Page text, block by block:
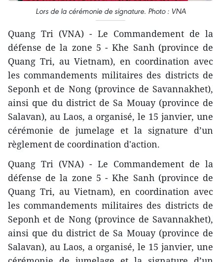
Lors de la cérémonie de signature. Photo : VNA
Quang Tri (VNA) - Le Commandement de la
défense de la zone 5 - Khe Sanh (province de
Quang Tri, au Vietnam), en coordination avec
les commandements militaires des districts de
Seponh et de Nong (province de Savannakhet),
ainsi que du district de Sa Mouay (province de
Salavan), au Laos, a organisé, le 15 janvier, une
cérémonie de jumelage et la signature d’un
règlement de coordination d'action.
Quang Tri (VNA) - Le Commandement de la
défense de la zone 5 - Khe Sanh (province de
Quang Tri, au Vietnam), en coordination avec
les commandements militaires des districts de
Seponh et de Nong (province de Savannakhet),
ainsi que du district de Sa Mouay (province de
Salavan), au Laos, a organisé, le 15 janvier, une